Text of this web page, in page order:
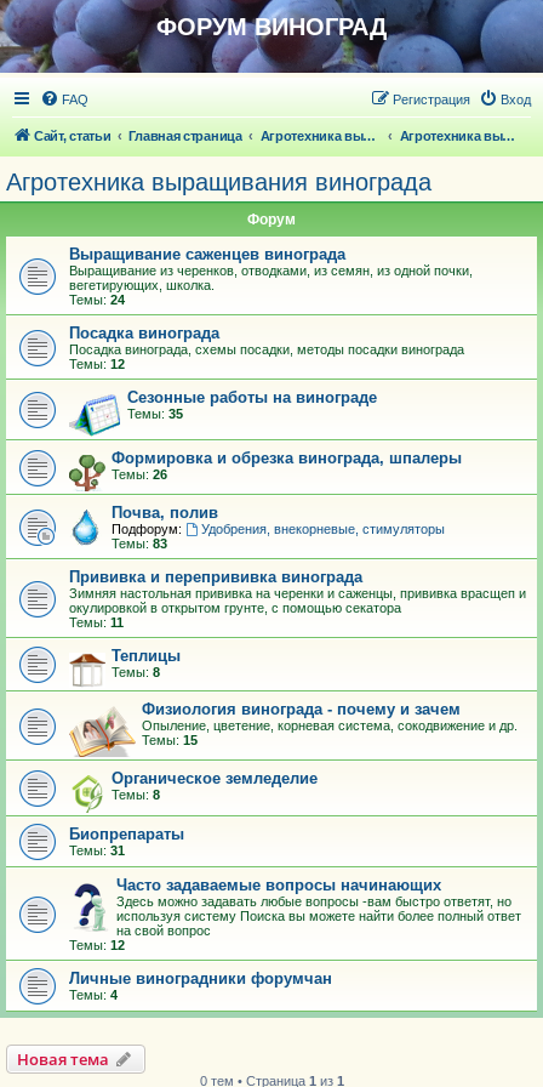
ФОРУМ ВИНОГРАД
FAQ Вход
Регистрация
Сайт, статьи Главная страница Агротехника выращивания винограда Агротехника выращивания винограда
Агротехника выращивания винограда
Форум
Выращивание саженцев винограда
Выращивание из черенков, отводками, из семян, из одной почки,
вегетирующих, школка.
Темы: 24
Посадка винограда
Посадка винограда, схемы посадки, методы посадки винограда
Темы: 12
Сезонные работы на винограде
Темы: 35
Формировка и обрезка винограда, шпалеры
Темы: 26
Почва, полив
Подфорум:
Удобрения, внекорневые, стимуляторы
Темы: 83
Прививка и перепрививка винограда
Зимняя настольная прививка на черенки и саженцы, прививка врасщеп и
окулировкой в открытом грунте, с помощью секатора
Темы: 11
Теплицы
Темы: 8
Физиология винограда - почему и зачем
Опыление, цветение, корневая система, сокодвижение и др.
Темы: 15
Органическое земледелие
Темы: 8
Биопрепараты
Темы: 31
Часто задаваемые вопросы начинающих
Здесь можно задавать любые вопросы -вам быстро ответят, но
используя систему Поиска вы можете найти более полный ответ
на свой вопрос
Темы: 12
Личные виноградники форумчан
Темы: 4
Новая тема
0 тем • Страница 1 из 1